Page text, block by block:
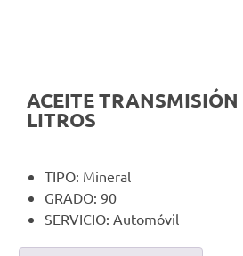
ACEITE
LITROS
TIPO: Mineral
GRADO: 90
SERVICIO: Automóvil